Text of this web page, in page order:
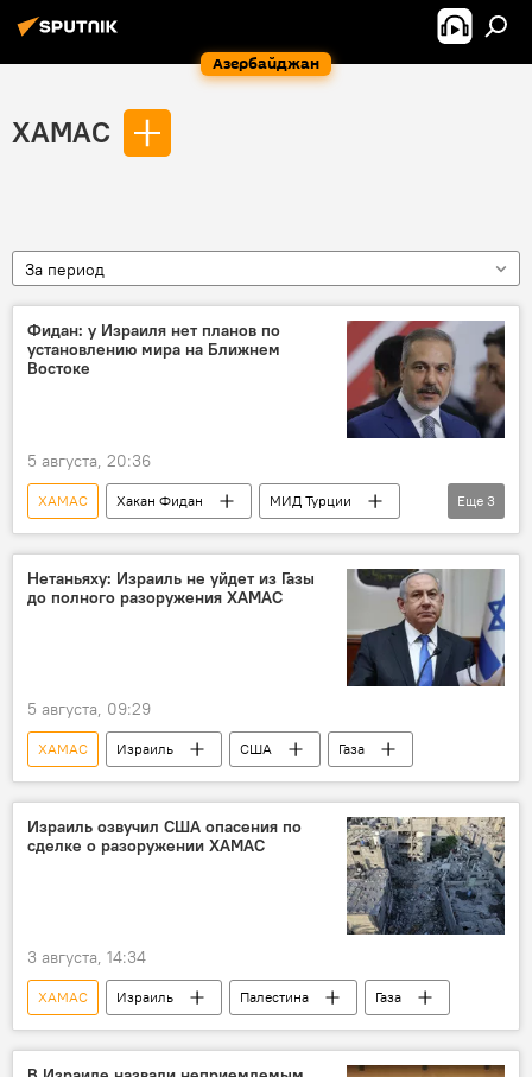
Азербайджан
ХАМАС
За период
Фидан: у Израиля нет планов по
установлению мира на Ближнем
Востоке
5 августа, 20:36
ХАМАС Хакан Фидан
МИД Турции
Израиль
США Палестина
Еще 3
Нетаньяху: Израиль не уйдет из Газы
до полного разоружения ХАМАС
5 августа, 09:29
ХАМАС Израиль США Газа
Израиль озвучил США опасения по
сделке о разоружении ХАМАС
3 августа, 14:34
ХАМАС Израиль Палестина Газа